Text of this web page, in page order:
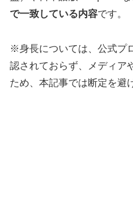
で一致している内容です。
※身長については、公式プ
認されておらず、メディア
ため、本記事では断定を避